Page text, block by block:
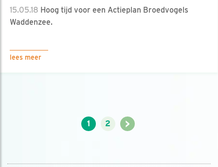
15.05.18 Hoog tijd voor een Actieplan Broedvogels
Waddenzee.
lees meer
1 2 >